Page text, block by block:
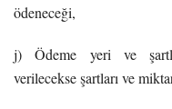
ödeneceği,
j) Ödeme yeri ve
verilecekse şartları ve